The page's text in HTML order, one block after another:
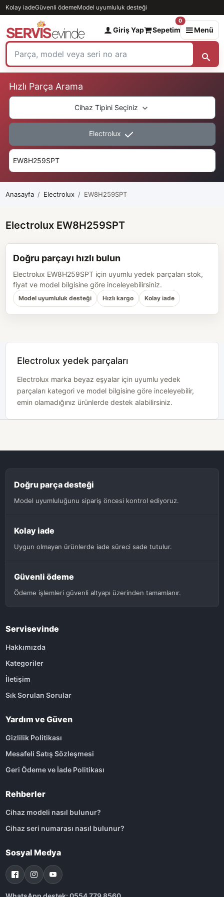
Kolay iadeGüvenli ödemeModel uyumluluk desteği
Giriş Yap Sepetim
0
Menü
Hızlı Parça Arama
Cihaz Tipini Seçiniz
Electrolux
Anasayfa Electrolux EW8H259SPT
Electrolux EW8H259SPT
Doğru parçayı hızlı bulun
Electrolux EW8H259SPT için uyumlu yedek parçaları stok,
fiyat ve model bilgisine göre inceleyebilirsiniz.
Model uyumluluk desteği Hızlı kargo Kolay iade
Electrolux yedek parçaları
Electrolux marka beyaz eşyalar için uyumlu yedek
parçaları kategori ve model bilgisine göre inceleyebilir,
emin olamadığınız ürünlerde destek alabilirsiniz.
Doğru parça desteği
Model uyumluluğunu sipariş öncesi kontrol ediyoruz.
Kolay iade
Uygun olmayan ürünlerde iade süreci sade tutulur.
Güvenli ödeme
Ödeme işlemleri güvenli altyapı üzerinden tamamlanır.
Servisevinde
Hakkımızda
Kategoriler
İletişim
Sık Sorulan Sorular
Yardım ve Güven
Gizlilik Politikası
Mesafeli Satış Sözleşmesi
Geri Ödeme ve İade Politikası
Rehberler
Cihaz modeli nasıl bulunur?
Cihaz seri numarası nasıl bulunur?
Sosyal Medya